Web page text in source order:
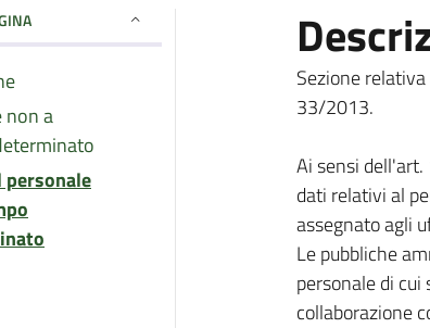
non a
personale
Sezione
33/2013.
Ai sensi
dati relativi al
assegnato agli
Le pubbliche
personale di
collaborazione